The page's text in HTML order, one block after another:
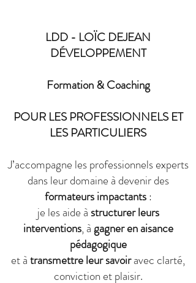
LDD - LOÏC DEJEAN
DÉVELOPPEMENT
Formation & Coaching
POUR LES PROFESSIONNELS ET
LES PARTICULIERS
J’accompagne les professionnels experts
dans leur domaine à devenir des
formateurs impactants:
je les aide à structurer leurs
interventions, àgagner en aisance
pédagogique
et àtransmettre leur savoiravec clarté,
conviction et plaisir.